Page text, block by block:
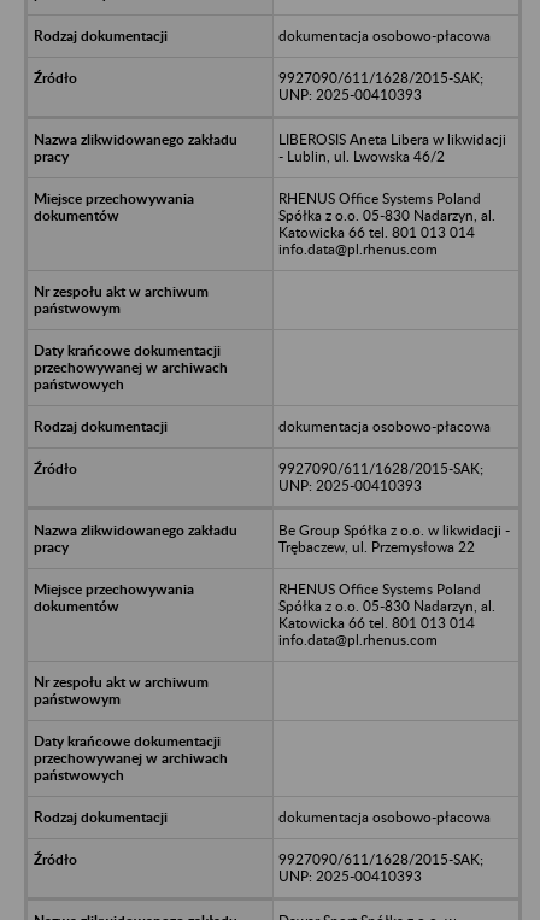
dokumentacja osobowo-płacowa
9927090/611/1628/2015-SAK;
UNP: 2025-00410393
LIBEROSIS Aneta Libera w likwidacji
- Lublin, ul. Lwowska 46/2
RHENUS Office Systems Poland
Spółka z o.o. 05-830 Nadarzyn, al.
Katowicka 66 tel. 801 013 014
info.data@pl.rhenus.com
dokumentacja osobowo-płacowa
9927090/611/1628/2015-SAK;
UNP: 2025-00410393
Be Group Spółka z o.o. w likwidacji -
Trębaczew, ul. Przemysłowa 22
RHENUS Office Systems Poland
Spółka z o.o. 05-830 Nadarzyn, al.
Katowicka 66 tel. 801 013 014
info.data@pl.rhenus.com
dokumentacja osobowo-płacowa
9927090/611/1628/2015-SAK;
UNP: 2025-00410393